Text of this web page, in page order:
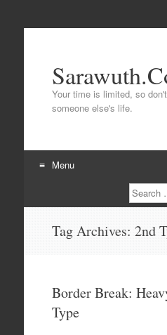
Your time is limited, so
someone else's life.
Menu
to
Search
Tag Archives: 2nd
Border Break:
Type